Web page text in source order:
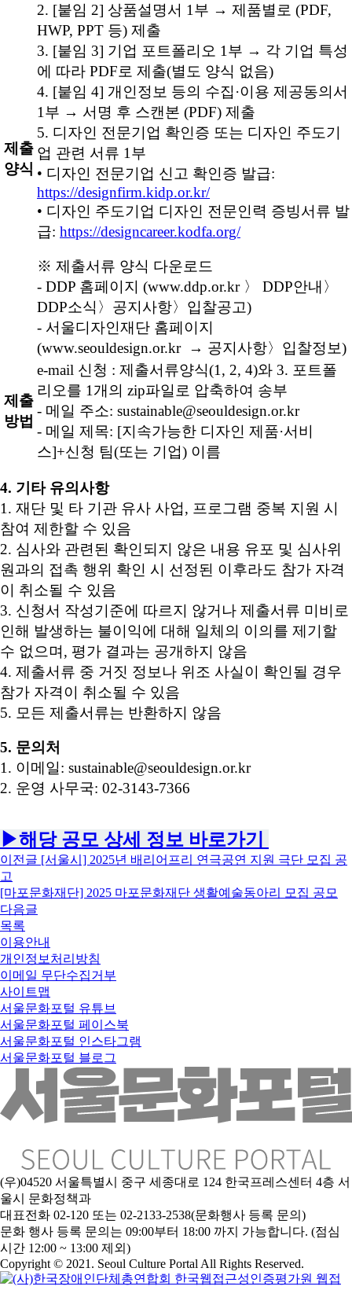
제출
양식
2. [붙임 2] 상품설명서 1부 → 제품별로 (PDF,
HWP, PPT 등) 제출
3. [붙임 3] 기업 포트폴리오 1부 → 각 기업 특성
에 따라 PDF로 제출(별도 양식 없음)
4. [붙임 4] 개인정보 등의 수집·이용 제공동의서
1부 → 서명 후 스캔본 (PDF) 제출
5. 디자인 전문기업 확인증 또는 디자인 주도기
업 관련 서류 1부
• 디자인 전문기업 신고 확인증 발급:
https://designfirm.kidp.or.kr/
• 디자인 주도기업 디자인 전문인력 증빙서류 발
급: https://designcareer.kodfa.org/
※ 제출서류 양식 다운로드
- DDP 홈페이지 (www.ddp.or.kr 〉 DDP안내〉
DDP소식〉공지사항〉입찰공고)
- 서울디자인재단 홈페이지
(www.seouldesign.or.kr → 공지사항〉입찰정보)
제출
방법
e-mail 신청 : 제출서류양식(1, 2, 4)와 3. 포트폴
리오를 1개의 zip파일로 압축하여 송부
- 메일 주소: sustainable@seouldesign.or.kr
- 메일 제목: [지속가능한 디자인 제품·서비
스]+신청 팀(또는 기업) 이름
4. 기타 유의사항
1. 재단 및 타 기관 유사 사업, 프로그램 중복 지원 시
참여 제한할 수 있음
2. 심사와 관련된 확인되지 않은 내용 유포 및 심사위
원과의 접촉 행위 확인 시 선정된 이후라도 참가 자격
이 취소될 수 있음
3. 신청서 작성기준에 따르지 않거나 제출서류 미비로
인해 발생하는 불이익에 대해 일체의 이의를 제기할
수 없으며, 평가 결과는 공개하지 않음
4. 제출서류 중 거짓 정보나 위조 사실이 확인될 경우
참가 자격이 취소될 수 있음
5. 모든 제출서류는 반환하지 않음
5. 문의처
1. 이메일: sustainable@seouldesign.or.kr
2. 운영 사무국: 02-3143-7366
▶해당 공모 상세 정보 바로가기
이전글 [서울시] 2025년 배리어프리 연극공연 지원 극단 모집 공
고
[마포문화재단] 2025 마포문화재단 생활예술동아리 모집 공모
다음글
목록
이용안내
개인정보처리방침
이메일 무단수집거부
사이트맵
서울문화포털 유튜브
서울문화포털 페이스북
서울문화포털 인스타그램
서울문화포털 블로그
(우)04520 서울특별시 중구 세종대로 124 한국프레스센터 4층 서
울시 문화정책과
대표전화 02-120 또는 02-2133-2538(문화행사 등록 문의)
문화 행사 등록 문의는 09:00부터 18:00 까지 가능합니다. (점심
시간 12:00 ~ 13:00 제외)
Copyright © 2021. Seoul Culture Portal All Rights Reserved.